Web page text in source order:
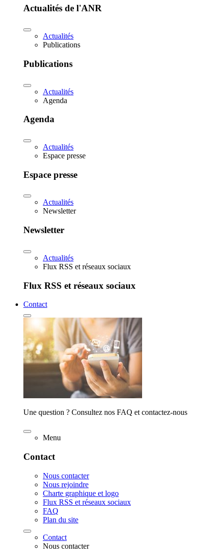
Actualités de l'ANR
Actualités
Publications
Publications
Actualités
Agenda
Agenda
Actualités
Espace presse
Espace presse
Actualités
Newsletter
Newsletter
Actualités
Flux RSS et réseaux sociaux
Flux RSS et réseaux sociaux
Contact
Une question ? Consultez nos FAQ et contactez-nous
Menu
Contact
Nous contacter
Nous rejoindre
Charte graphique et logo
Flux RSS et réseaux sociaux
FAQ
Plan du site
Contact
Nous contacter